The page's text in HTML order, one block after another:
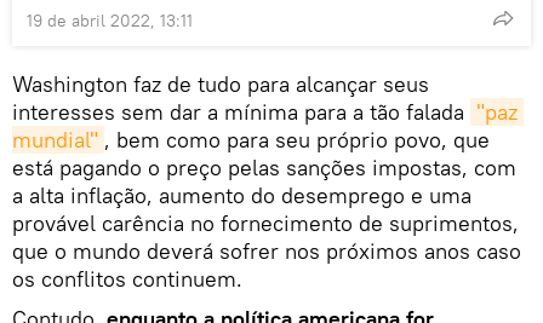
19 de abril 2022, 13:11
Washington faz de tudo para alcançar seus
interesses sem dar a mínima para a tão falada "paz
mundial" , bem como para seu próprio povo, que
está pagando o preço pelas sanções impostas, com
a alta inflação, aumento do desemprego e uma
provável carência no fornecimento de suprimentos,
que o mundo deverá sofrer nos próximos anos caso
os conflitos continuem.